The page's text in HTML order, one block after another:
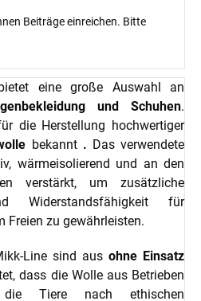
Beiträge einreichen. Bitte
eine große Auswahl an
und Schuhen.
die Herstellung hochwertiger
bekannt . Das verwendete
wärmeisolierend und an den
verstärkt, um zusätzliche
Widerstandsfähigkeit für
Freien zu gewährleisten.
Line sind aus ohne Einsatz
dass die Wolle aus Betrieben
Tiere nach ethischen